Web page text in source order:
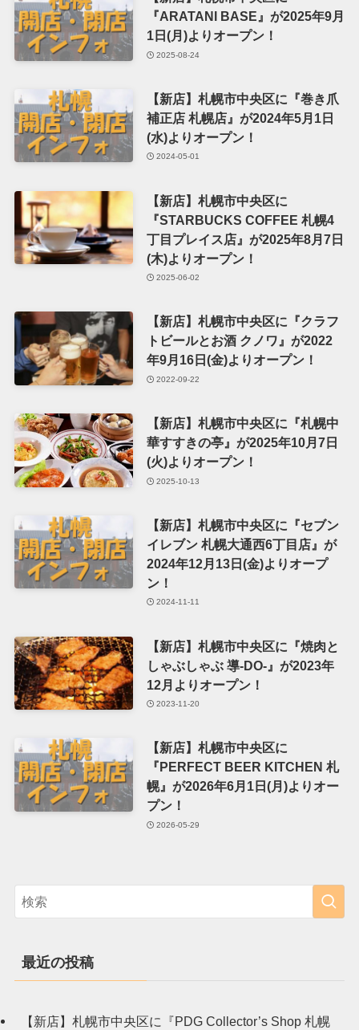
『ARATANI BASE』が2025年9月
1日(月)よりオープン！
2025-08-24
【新店】札幌市中央区に『巻き爪
補正店 札幌店』が2024年5月1日
(水)よりオープン！
2024-05-01
【新店】札幌市中央区に
『STARBUCKS COFFEE 札幌4
丁目プレイス店』が2025年8月7日
(木)よりオープン！
2025-06-02
【新店】札幌市中央区に『クラフ
トビールとお酒 クノワ』が2022
年9月16日(金)よりオープン！
2022-09-22
【新店】札幌市中央区に『札幌中
華すすきの亭』が2025年10月7日
(火)よりオープン！
2025-10-13
【新店】札幌市中央区に『セブン
イレブン 札幌大通西6丁目店』が
2024年12月13日(金)よりオープ
ン！
2024-11-11
【新店】札幌市中央区に『焼肉と
しゃぶしゃぶ 導-DO-』が2023年
12月よりオープン！
2023-11-20
【新店】札幌市中央区に
『PERFECT BEER KITCHEN 札
幌』が2026年6月1日(月)よりオー
プン！
2026-05-29
最近の投稿
【新店】札幌市中央区に『PDG Collector’s Shop 札幌